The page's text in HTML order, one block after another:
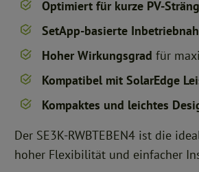
Optimiert für kurze PV-
SetApp-basierte
Hoher Wirkungsgrad für
Kompatibel mit SolarEdge
Kompaktes und leichtes
Der SE3K-RWBTEBEN4 ist die
hoher Flexibilität und einfacher